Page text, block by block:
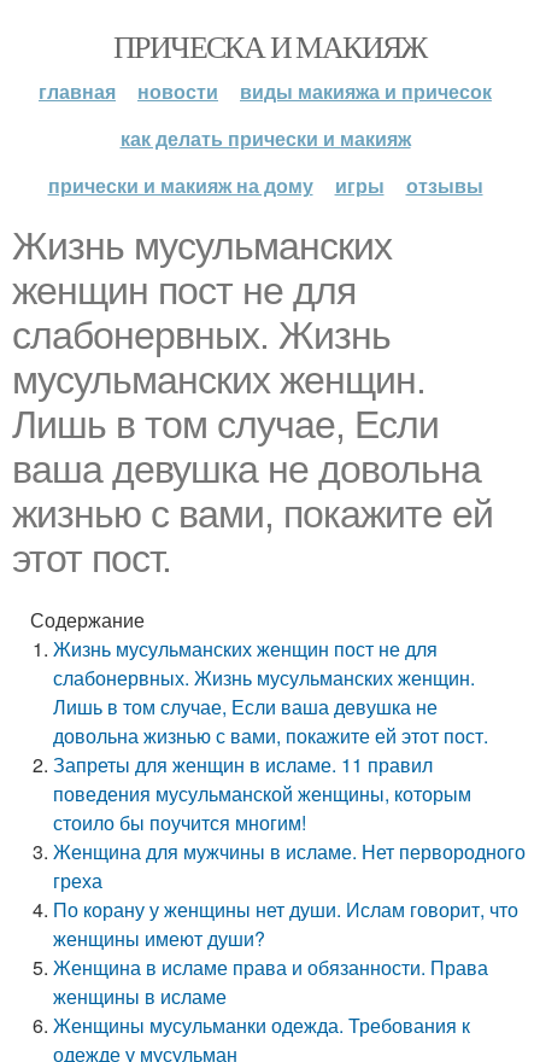
ПРИЧЕСКА И МАКИЯЖ
главная новости
виды макияжа и причесок
как делать прически и макияж
прически и макияж на дому
игры отзывы
Жизнь мусульманских
женщин пост не для
слабонервных. Жизнь
мусульманских женщин.
Лишь в том случае, Если
ваша девушка не довольна
жизнью с вами, покажите ей
этот пост.
Содержание
Жизнь мусульманских женщин пост не для
слабонервных. Жизнь мусульманских женщин.
Лишь в том случае, Если ваша девушка не
довольна жизнью с вами, покажите ей этот пост.
Запреты для женщин в исламе. 11 правил
поведения мусульманской женщины, которым
стоило бы поучится многим!
Женщина для мужчины в исламе. Нет первородного
греха
По корану у женщины нет души. Ислам говорит, что
женщины имеют души?
Женщина в исламе права и обязанности. Права
женщины в исламе
Женщины мусульманки одежда. Требования к
одежде у мусульман